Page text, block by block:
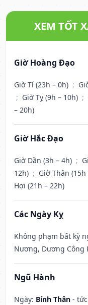
XEM TỐT
Giờ Hoàng Đạo
Giờ Tí (23h – 0h) ;
; Giờ Tỵ (9h – 10h) ;
– 20h)
Giờ Hắc Đạo
Giờ Dần (3h – 4h) ;
12h) ; Giờ Thân (15h
Hợi (21h – 22h)
Các Ngày Kỵ
Không phạm bất kỳ
Nương, Dương Công
Ngũ Hành
Ngày: Bính Thân -